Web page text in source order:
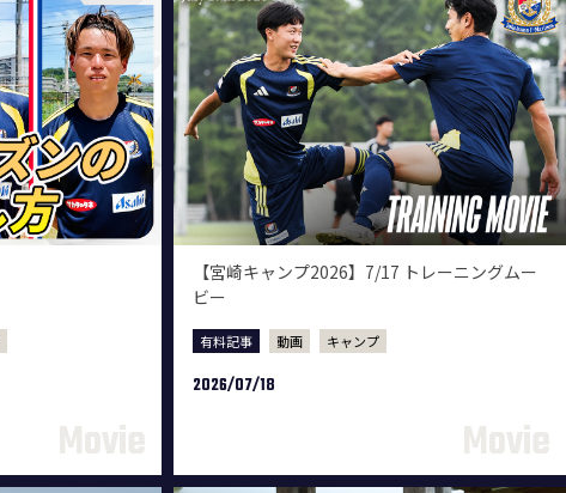
【宮崎キャンプ2026】7/17 トレーニングムー
ビー
有料記事 動画 キャンプ
2026/07/18